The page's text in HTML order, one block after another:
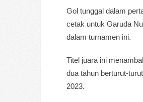
Gol tunggal dalam
cetak untuk Garuda
dalam turnamen ini.
Titel juara ini
dua tahun berturut-
2023.